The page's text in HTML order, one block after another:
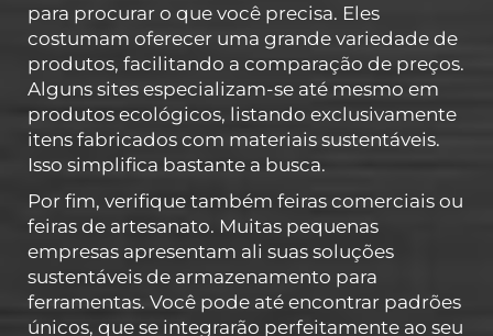
para procurar o que você precisa. Eles
costumam oferecer uma grande variedade de
produtos, facilitando a comparação de preços.
Alguns sites especializam-se até mesmo em
produtos ecológicos, listando exclusivamente
itens fabricados com materiais sustentáveis.
Isso simplifica bastante a busca.
Por fim, verifique também feiras comerciais ou
feiras de artesanato. Muitas pequenas
empresas apresentam ali suas soluções
sustentáveis de armazenamento para
ferramentas. Você pode até encontrar padrões
únicos, que se integrarão perfeitamente ao seu